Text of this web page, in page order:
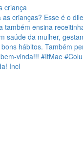
criança
Incl